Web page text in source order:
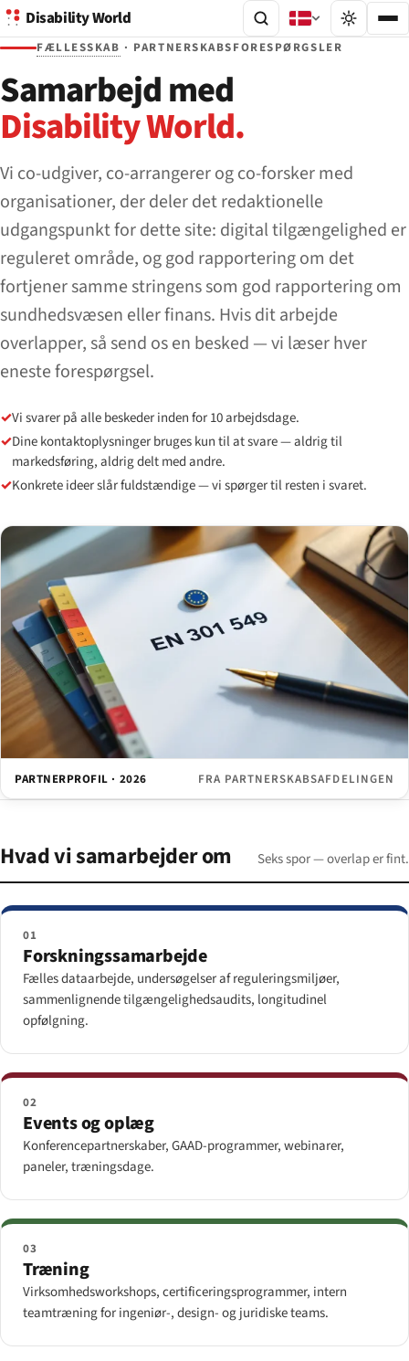
Disability World
FÆLLESSKAB · PARTNERSKABSFORESPØRGSLER
Samarbejd med
Disability World.
Vi co-udgiver, co-arrangerer og co-forsker med
organisationer, der deler det redaktionelle
udgangspunkt for dette site: digital tilgængelighed er
reguleret område, og god rapportering om det
fortjener samme stringens som god rapportering om
sundhedsvæsen eller finans. Hvis dit arbejde
overlapper, så send os en besked — vi læser hver
eneste forespørgsel.
✓Vi svarer på alle beskeder inden for 10 arbejdsdage.
✓Dine kontaktoplysninger bruges kun til at svare — aldrig til
markedsføring, aldrig delt med andre.
✓Konkrete ideer slår fuldstændige — vi spørger til resten i svaret.
PARTNERPROFIL · 2026 FRA PARTNERSKABSAFDELINGEN
Hvad vi samarbejder om Seks spor — overlap er fint.
01
Forskningssamarbejde
Fælles dataarbejde, undersøgelser af reguleringsmiljøer,
sammenlignende tilgængelighedsaudits, longitudinel
opfølgning.
02
Events og oplæg
Konferencepartnerskaber, GAAD-programmer, webinarer,
paneler, træningsdage.
03
Træning
Virksomhedsworkshops, certificeringsprogrammer, intern
teamtræning for ingeniør-, design- og juridiske teams.